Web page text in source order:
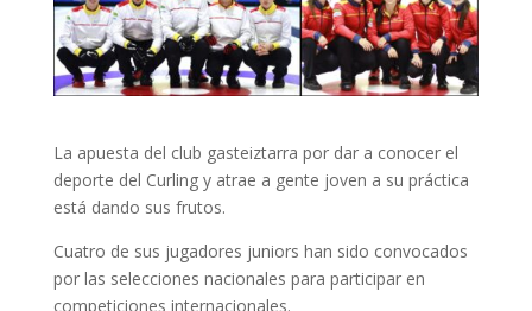
La apuesta del club gasteiztarra por dar a conocer el
deporte del Curling y atrae a gente joven a su práctica
está dando sus frutos.
Cuatro de sus jugadores juniors han sido convocados
por las selecciones nacionales para participar en
competiciones internacionales.